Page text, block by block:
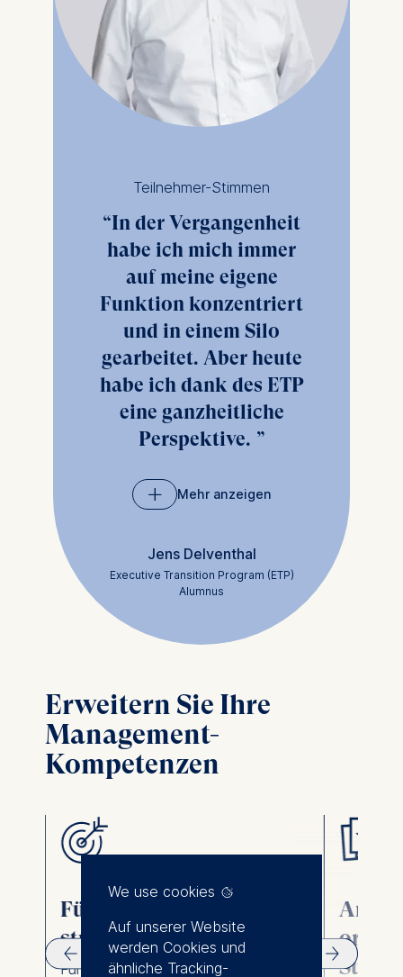
Teilnehmer-Stimmen
In der Vergangenheit
habe ich mich immer
auf meine eigene
Funktion konzentriert
und in einem Silo
gearbeitet. Aber heute
habe ich dank des ETP
eine ganzheitliche
Perspektive.
Das hat es mir
Funktion so zu
steuern, dass sie
umfassenderen,
auf das gesamte
Unternehmen hat.
Mehr anzeigen
Jens Delventhal
Executive Transition Program (ETP)
Alumnus
Erweitern Sie Ihre
Management-
Kompetenzen
Führung mit
strategischem Weitblick
Führen Sie funktionsübergreifende
We use cookies
Auf unserer Website
werden Cookies und
ähnliche Tracking-